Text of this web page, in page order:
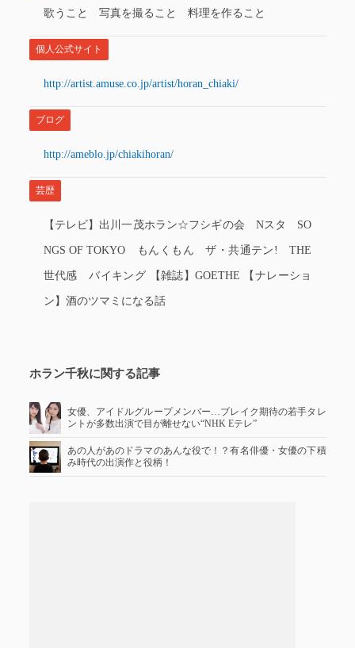
歌うこと 写真を撮ること 料理を作ること
個人公式サイト
http://artist.amuse.co.jp/artist/horan_chiaki/
ブログ
http://ameblo.jp/chiakihoran/
芸歴
【テレビ】出川一茂ホラン☆フシギの会 Nスタ SO
NGS OF TOKYO もんくもん ザ・共通テン! THE
世代感 バイキング 【雑誌】GOETHE 【ナレーショ
ン】酒のツマミになる話
ホラン千秋に関する記事
女優、アイドルグループメンバー…ブレイク期待の若手タレ
ントが多数出演で目が離せない“NHK Eテレ”
あの人があのドラマのあんな役で！？有名俳優・女優の下積
み時代の出演作と役柄！